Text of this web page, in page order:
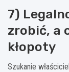
7)
zrobić, a
kłopoty
Szukanie